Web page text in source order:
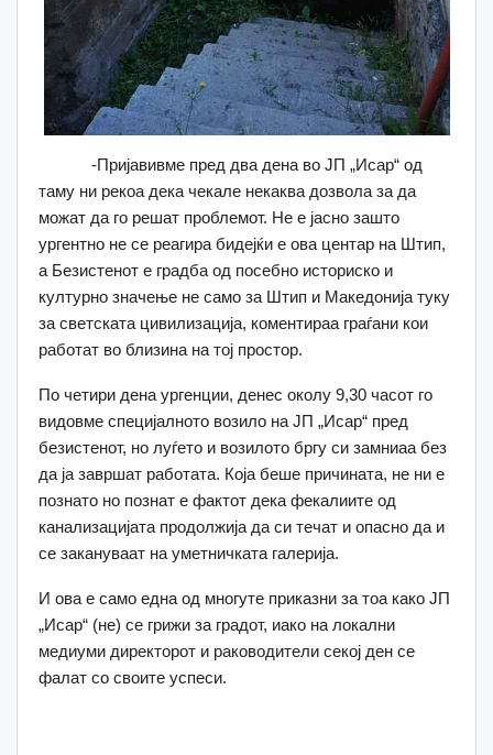
-Пријавивме пред два дена во ЈП „Исар“ од
таму ни рекоа дека чекале некаква дозвола за да
можат да го решат проблемот. Не е јасно зашто
ургентно не се реагира бидејќи е ова центар на Штип,
а Безистенот е градба од посебно историско и
културно значење не само за Штип и Македонија туку
за светската цивилизација, коментираа граѓани кои
работат во близина на тој простор.
По четири дена ургенции, денес околу 9,30 часот го
видовме специјалното возило на ЈП „Исар“ пред
безистенот, но луѓето и возилото бргу си замниаа без
да ја завршат работата. Која беше причината, не ни е
познато но познат е фактот дека фекалиите од
канализацијата продолжија да си течат и опасно да и
се закануваат на уметничката галерија.
И ова е само една од многуте приказни за тоа како ЈП
„Исар“ (не) се грижи за градот, иако на локални
медиуми директорот и раководители секој ден се
фалат со своите успеси.